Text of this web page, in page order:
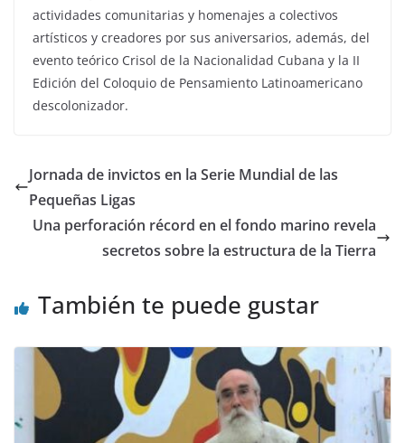
actividades comunitarias y homenajes a colectivos
artísticos y creadores por sus aniversarios, además, del
evento teórico Crisol de la Nacionalidad Cubana y la II
Edición del Coloquio de Pensamiento Latinoamericano
descolonizador.
Jornada de invictos en la Serie Mundial de las
Pequeñas Ligas
Una perforación récord en el fondo marino revela
secretos sobre la estructura de la Tierra
También te puede gustar